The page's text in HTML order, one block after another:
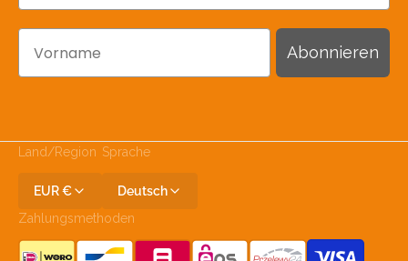
Abonnieren
Land/Region
EUR €
Sprache
Deutsch
Zahlungsmethoden